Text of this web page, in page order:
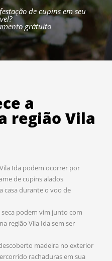
de cupins em seu
grátuito
a
região Vila
Ida podem ocorrer por
de cupins alados
casa durante o voo de
podem vim junto com
região Vila Ida sem ser
madeira no exterior
rachaduras em sua